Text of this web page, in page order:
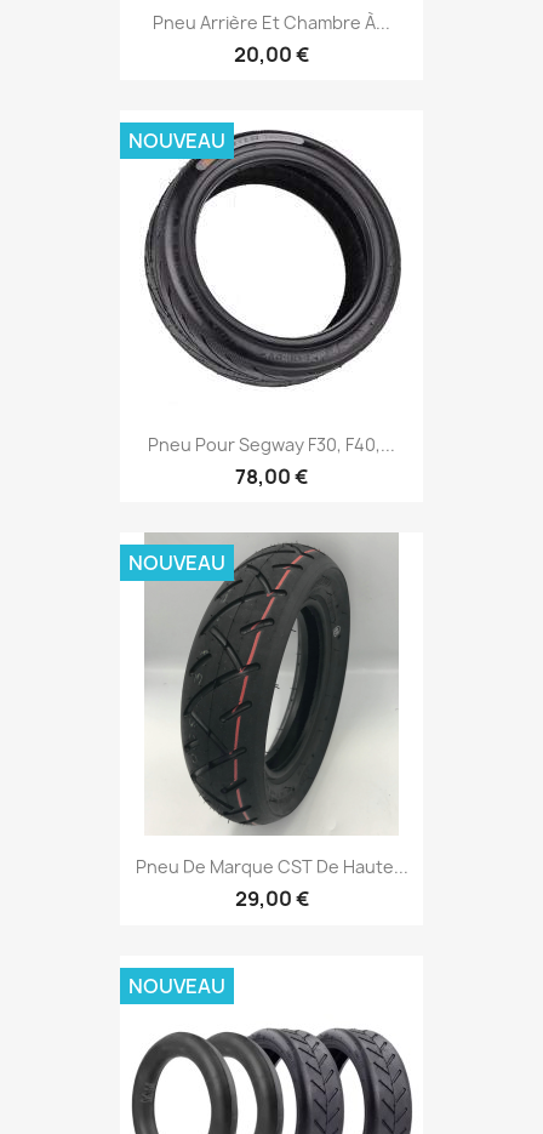
Pneu Arrière Et Chambre À...
20,00 €
Pneu Pour Segway F30, F40,...
78,00 €
NOUVEAU
Pneu De Marque CST De Haute...
29,00 €
NOUVEAU
NOUVEAU